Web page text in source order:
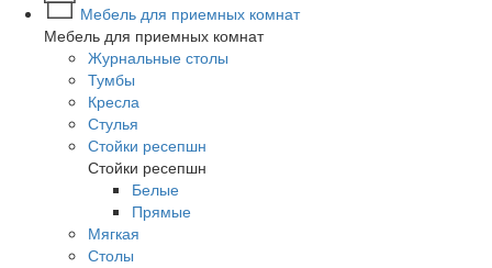
Мебель для приемных комнат
Мебель для приемных комнат
Журнальные столы
Тумбы
Кресла
Стулья
Стойки ресепшн
Стойки ресепшн
Белые
Прямые
Мягкая
Столы